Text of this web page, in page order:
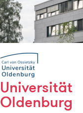
Universität
Oldenburg